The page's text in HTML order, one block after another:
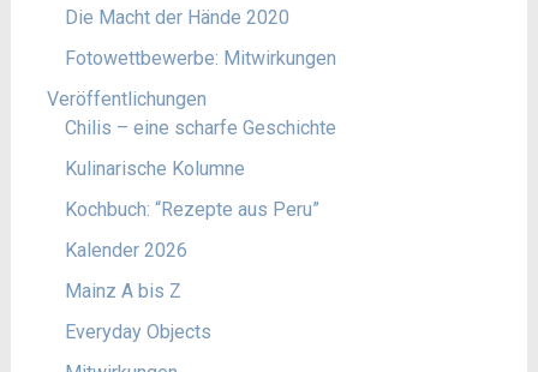
Die Macht der Hände 2020
Fotowettbewerbe: Mitwirkungen
Veröffentlichungen
Chilis – eine scharfe Geschichte
Kulinarische Kolumne
Kochbuch: “Rezepte aus Peru”
Kalender 2026
Mainz A bis Z
Everyday Objects